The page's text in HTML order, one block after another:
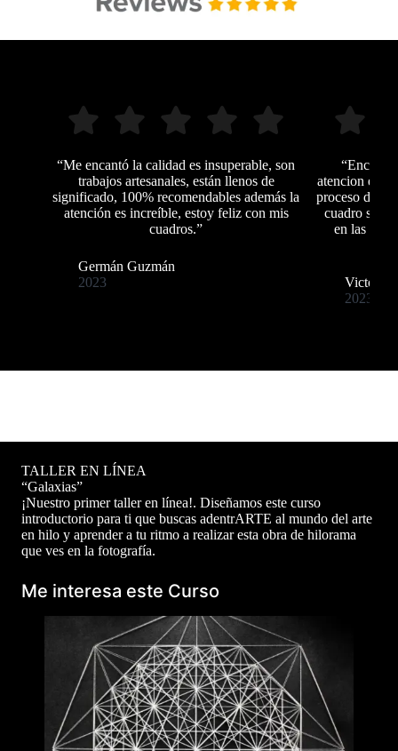
“Me encantó la calidad es insuperable, son
trabajos artesanales, están llenos de
significado, 100% recomendables además la
atención es increíble, estoy feliz con mis
cuadros.”
Germán Guzmán
2023
atencion es
proceso del
cuadro se
en las
Victor
2023
TALLER EN LÍNEA
“Galaxias”
¡Nuestro primer taller en línea!. Diseñamos este curso
introductorio para ti que buscas adentrARTE al mundo del arte
en hilo y aprender a tu ritmo a realizar esta obra de hilorama
que ves en la fotografía.
Me interesa este Curso